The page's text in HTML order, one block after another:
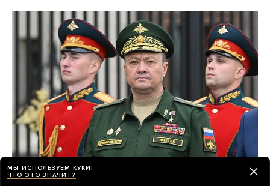
МЫ ИСПОЛЬЗУЕМ КУКИ!
ЧТО ЭТО ЗНАЧИТ?